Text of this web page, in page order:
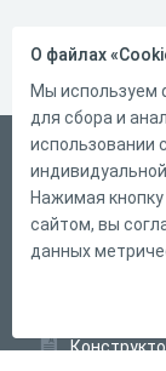
Русский
Справка
Форма
О файлах
Мы используем
для сбора и
использовании
Нажимая
сайтом, вы
данных